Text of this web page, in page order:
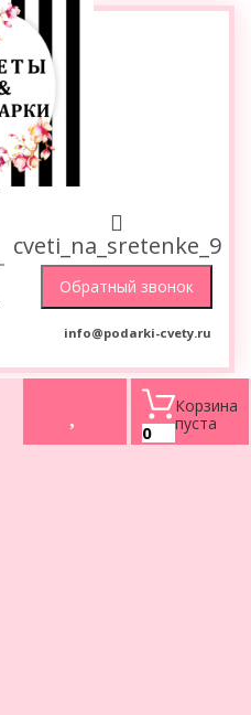
cveti_na_sretenke_9
info@podarki-cvety.ru
0
Корзина
пуста